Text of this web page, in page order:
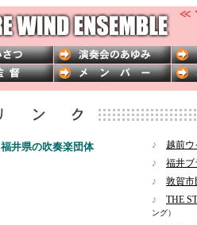
福井県の吹奏楽団体 ♪ 越前
♪ 福井ブ
♪ 敦賀市
♪ THE
ング）